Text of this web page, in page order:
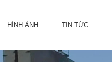
HÌNH ẢNH TIN TỨC